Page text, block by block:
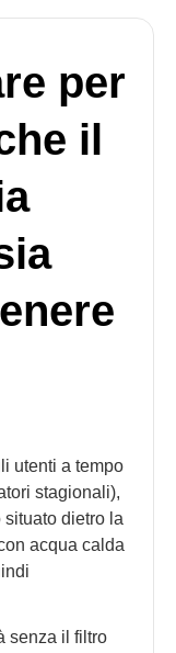
per
il
utenti a tempo
stagionali),
dietro la
acqua calda
senza il filtro